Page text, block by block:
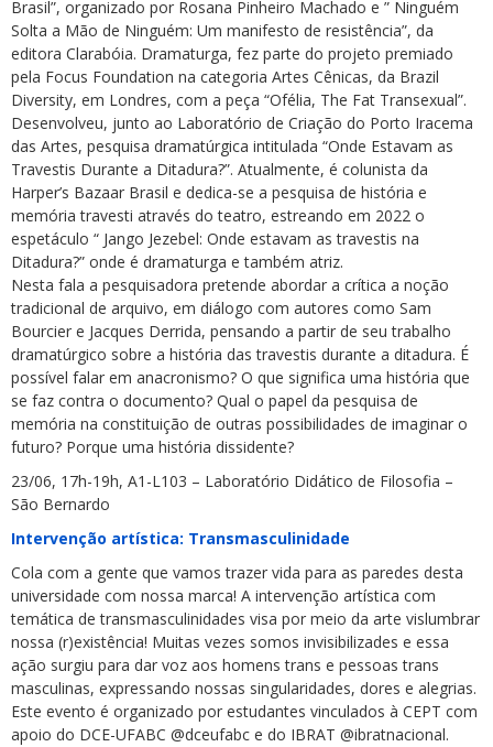
Brasil”, organizado por Rosana Pinheiro Machado e ” Ninguém
Solta a Mão de Ninguém: Um manifesto de resistência”, da
editora Clarabóia. Dramaturga, fez parte do projeto premiado
pela Focus Foundation na categoria Artes Cênicas, da Brazil
Diversity, em Londres, com a peça “Ofélia, The Fat Transexual”.
Desenvolveu, junto ao Laboratório de Criação do Porto Iracema
das Artes, pesquisa dramatúrgica intitulada “Onde Estavam as
Travestis Durante a Ditadura?”. Atualmente, é colunista da
Harper’s Bazaar Brasil e dedica-se a pesquisa de história e
memória travesti através do teatro, estreando em 2022 o
espetáculo “ Jango Jezebel: Onde estavam as travestis na
Ditadura?” onde é dramaturga e também atriz.
Nesta fala a pesquisadora pretende abordar a crítica a noção
tradicional de arquivo, em diálogo com autores como Sam
Bourcier e Jacques Derrida, pensando a partir de seu trabalho
dramatúrgico sobre a história das travestis durante a ditadura. É
possível falar em anacronismo? O que significa uma história que
se faz contra o documento? Qual o papel da pesquisa de
memória na constituição de outras possibilidades de imaginar o
futuro? Porque uma história dissidente?
23/06, 17h-19h, A1-L103 – Laboratório Didático de Filosofia –
São Bernardo
Intervenção artística: Transmasculinidade
Cola com a gente que vamos trazer vida para as paredes desta
universidade com nossa marca! A intervenção artística com
temática de transmasculinidades visa por meio da arte vislumbrar
nossa (r)existência! Muitas vezes somos invisibilizades e essa
ação surgiu para dar voz aos homens trans e pessoas trans
masculinas, expressando nossas singularidades, dores e alegrias.
Este evento é organizado por estudantes vinculados à CEPT com
apoio do DCE-UFABC @dceufabc e do IBRAT @ibratnacional.